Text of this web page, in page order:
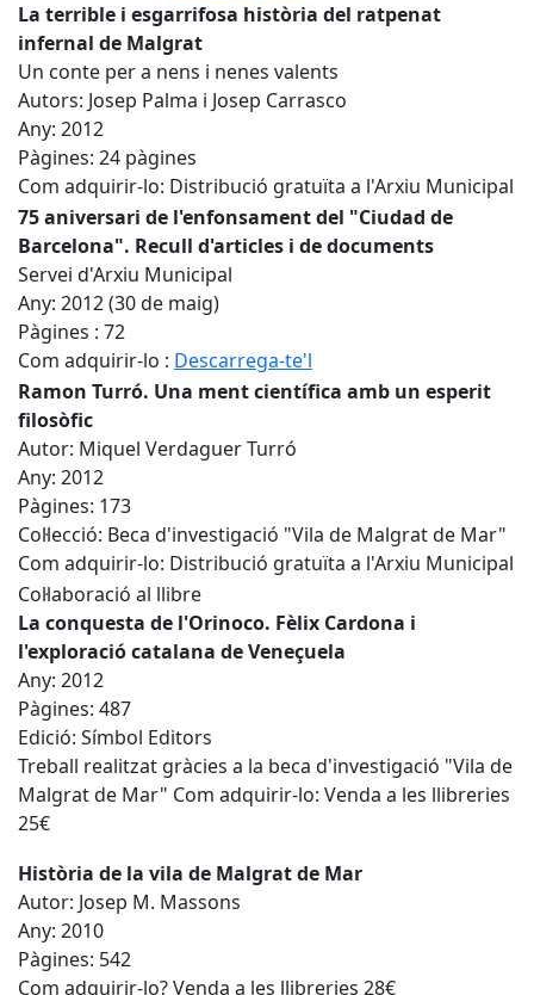
La terrible i esgarrifosa història del ratpenat
infernal de Malgrat
Un conte per a nens i nenes valents
Autors: Josep Palma i Josep Carrasco
Any: 2012
Pàgines: 24 pàgines
Com adquirir-lo: Distribució gratuïta a l'Arxiu Municipal
75 aniversari de l'enfonsament del "Ciudad de
Barcelona". Recull d'articles i de documents
Servei d'Arxiu Municipal
Any: 2012 (30 de maig)
Pàgines : 72
Com adquirir-lo : Descarrega-te'l
Ramon Turró. Una ment científica amb un esperit
filosòfic
Autor: Miquel Verdaguer Turró
Any: 2012
Pàgines: 173
Col·lecció: Beca d'investigació "Vila de Malgrat de Mar"
Com adquirir-lo: Distribució gratuïta a l'Arxiu Municipal
Col·laboració al llibre
La conquesta de l'Orinoco. Fèlix Cardona i
l'exploració catalana de Veneçuela
Any: 2012
Pàgines: 487
Edició: Símbol Editors
Treball realitzat gràcies a la beca d'investigació "Vila de
Malgrat de Mar" Com adquirir-lo: Venda a les llibreries
25€
Història de la vila de Malgrat de Mar
Autor: Josep M. Massons
Any: 2010
Pàgines: 542
Com adquirir-lo? Venda a les llibreries 28€